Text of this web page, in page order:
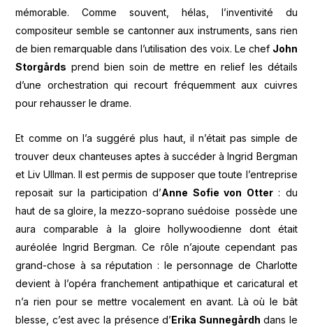
mémorable. Comme souvent, hélas, l’inventivité du
compositeur semble se cantonner aux instruments, sans rien
de bien remarquable dans l’utilisation des voix. Le chef John
Storgårds prend bien soin de mettre en relief les détails
d’une orchestration qui recourt fréquemment aux cuivres
pour rehausser le drame.
Et comme on l’a suggéré plus haut, il n’était pas simple de
trouver deux chanteuses aptes à succéder à Ingrid Bergman
et Liv Ullman. Il est permis de supposer que toute l’entreprise
reposait sur la participation d’Anne Sofie von Otter: du
haut de sa gloire, la mezzo-soprano suédoise possède une
aura comparable à la gloire hollywoodienne dont était
auréolée Ingrid Bergman. Ce rôle n’ajoute cependant pas
grand-chose à sa réputation : le personnage de Charlotte
devient à l’opéra franchement antipathique et caricatural et
n’a rien pour se mettre vocalement en avant. Là où le bât
blesse, c’est avec la présence d’ Erika Sunnegårdh dans le